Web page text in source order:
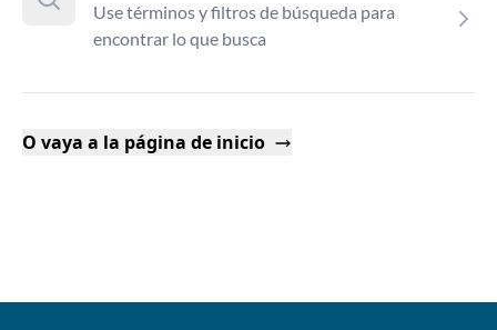
Use términos y filtros de búsqueda para
encontrar lo que busca
O vaya a la página de inicio